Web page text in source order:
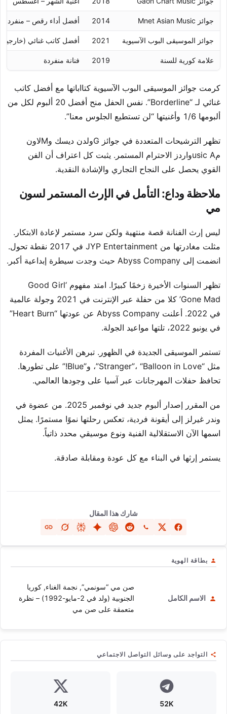
جوائز Mnet Asian Music 2014 أفضل أداء رقص – منفرد
جوائز الموسيقى البوب الآسيوية 2021 أفضل كاتب غنائي (خارجية)
علامة كورية للسنة 2019 فنانة منفردة
كرمت جوائز الموسيقى البوب الآسيوية كتااباتها مع أفضل كاتب
غنائي لـ “Borderline”. نفس الحفل منح أفضل 20 ألبوم لكل من
ألبومها 1/6 وأغنيتها “لن تستطيع الجلوس معنا”.
تظهر الترشيحات المتعددة في جوائز Gولدن ديسك وMلاون
مusic Aواردز الاحترام المستمر. يثبت كل اعتراف أن الفن
القوي يحصل على النجاح التجاري والإشادة النقدية.
ملاحظة وداع: التأمل في الإرث المستمر لسون
مي
ليس إرث الفنانة قصة منتهية ولكن سرد مستمر لإعادة الابتكار.
مثلت مغادرتها من JYP Entertainment في 2017 نقطة تحول.
انضمت إلى Abyss Company حيث وجدت سيطرة إبداعية أكبر.
تظهر السنوات الأخيرة زخمًا كبيرًا. امتد مفهوم ‘Good Girl
Gone Mad’ كلا من حفلة عبر الإنترنت في 2021 وجولة عالمية
في 2022. أعلنت Abyss Company عن عودتها “Heart Burn”
في يونيو 2022، تلتها مواعيد الجولة.
تستمر الموسيقى الجديدة في الظهور. تبرهن الأغنيات المفردة
مثل “Stranger”، “Balloon in Love”، و”Blue!” على تطورها.
تحافظ حفلات المهرجانات عبر آسيا على وجودها العالمي.
من المقرر إصدار ألبوم جديد في نوفمبر 2025. من عضوة في
وندر غيرلز إلى أيقونة فردية، تعكس رحلتها نموًا مستمرًا. يمثل
اسمها الآن الاستقلالية الفنية ونوع موسيقي محدد ذاتياً.
يستمر إرثها في البناء مع كل عودة ومقابلة صادقة.
شارك هذا المقال
بطاقة الهوية
الاسم الكامل
صن مي “سونمي”, نجمة الغناء, كوريا
الجنوبية (ولد في 2-مايو-1992) – نظرة
متعمقة على صن مي
التواجد على وسائل التواصل الاجتماعي
52K
42K